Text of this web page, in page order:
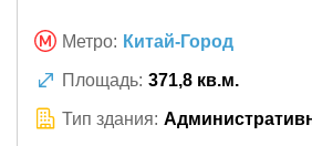
Метро: Китай-Город
Площадь: 371,8 кв.м.
Тип здания: